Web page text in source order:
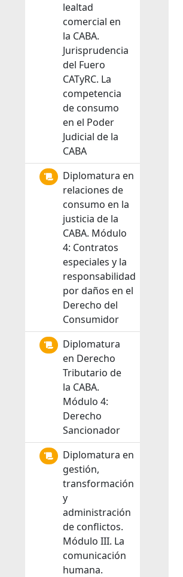
lealtad
comercial en
la CABA.
Jurisprudencia
del Fuero
CATyRC. La
competencia
de consumo
en el Poder
Judicial de la
CABA
Diplomatura en
relaciones de
consumo en la
justicia de la
CABA. Módulo
4: Contratos
especiales y la
responsabilidad
por daños en el
Derecho del
Consumidor
Diplomatura
en Derecho
Tributario de
la CABA.
Módulo 4:
Derecho
Sancionador
Diplomatura en
gestión,
transformación
y
administración
de conflictos.
Módulo III. La
comunicación
humana.